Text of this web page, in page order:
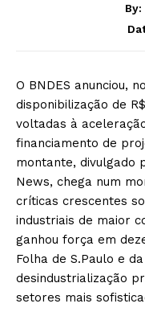
By:
O BNDES anunciou,
disponibilização de
voltadas à
financiamento de
montante, divulgado
News, chega num
críticas crescentes
industriais de maior
ganhou força em
Folha de S.Paulo e
desindustrialização
setores mais